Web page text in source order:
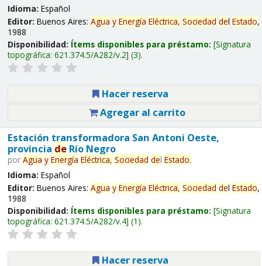
Idioma: Español
Editor: Buenos Aires: Agua y Energía Eléctrica, Sociedad del Estado,
1988
Disponibilidad: Ítems disponibles para préstamo: Signatura
topográfica: 621.374.5/A282/v.2 (3).
Hacer reserva
Agregar al carrito
Estación transformadora San Antoni Oeste,
provincia deRío Negro
por Agua y Energía Eléctrica, Sociedad del Estado.
Idioma: Español
Editor: Buenos Aires: Agua y Energía Eléctrica, Sociedad del Estado,
1988
Disponibilidad: Ítems disponibles para préstamo: Signatura
topográfica: 621.374.5/A282/v.4 (1).
Hacer reserva